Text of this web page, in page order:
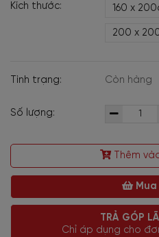
Kích thước: 160 x
200 x
Tình trạng: Còn hàng
Số lượng:
Thêm
TRẢ GÓP
Chỉ áp dụng cho